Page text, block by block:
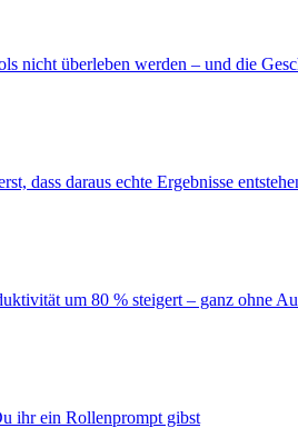
nicht überleben werden – und die
dass daraus echte Ergebnisse
um 80 % steigert – ganz ohne
ihr ein Rollenprompt gibst